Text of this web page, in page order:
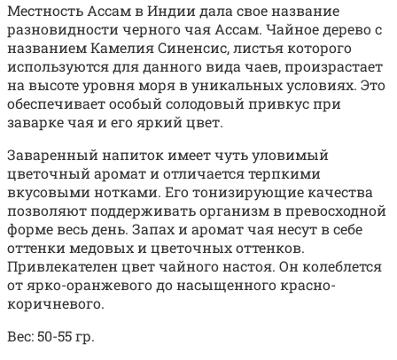
Местность Ассам в Индии дала свое название
разновидности черного чая Ассам. Чайное дерево с
названием Камелия Синенсис, листья которого
используются для данного вида чаев, произрастает
на высоте уровня моря в уникальных условиях. Это
обеспечивает особый солодовый привкус при
заварке чая и его яркий цвет.
Заваренный напиток имеет чуть уловимый
цветочный аромат и отличается терпкими
вкусовыми нотками. Его тонизирующие качества
позволяют поддерживать организм в превосходной
форме весь день. Запах и аромат чая несут в себе
оттенки медовых и цветочных оттенков.
Привлекателен цвет чайного настоя. Он колеблется
от ярко-оранжевого до насыщенного красно-
коричневого.
Вес: 50-55 гр.